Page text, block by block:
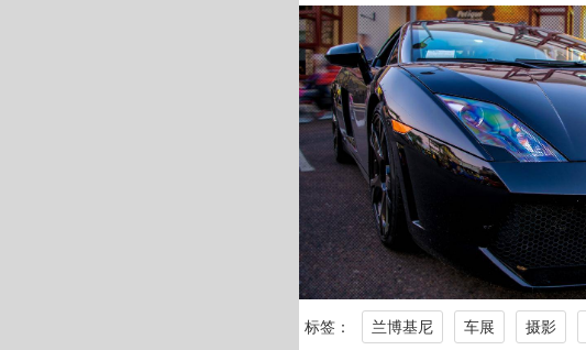
标签： 兰博基尼 车展 摄影